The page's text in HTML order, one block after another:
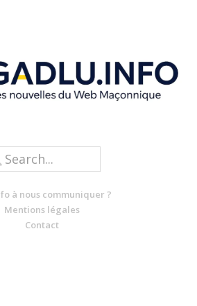
à nous communiquer ?
Mentions légales
Contact